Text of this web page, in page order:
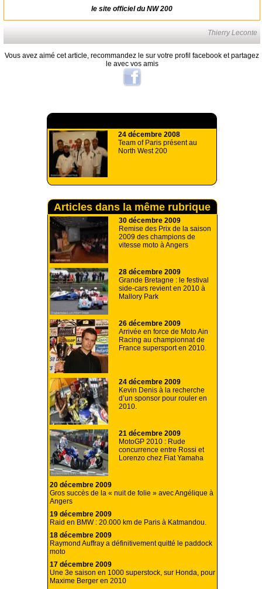
le site officiel duNW 200
Thierry Leconte
Vous avez aimé cet article, recommandez le sur votre profil facebook et partagez
le avec vos amis
24 décembre 2008
Team of Paris présent au
North West 200
Articles dans la même rubrique
30 décembre 2009
Remise des Prix de la saison
2009 des champions de
vitesse moto à Angers
28 décembre 2009
Grande Bretagne : le festival
side-cars revient en 2010 à
Mallory Park
26 décembre 2009
Arrivée en force de Moto Ain
Racing au championnat de
France supersport en 2010.
24 décembre 2009
Kevin Denis à la recherche
d’un sponsor pour rouler en
2010.
21 décembre 2009
MotoGP 2010 : Rude
concurrence entre Rossi et
Lorenzo chez Fiat Yamaha
20 décembre 2009
Gros succès de la « nuit de folie » avec Angélique à
Angers
19 décembre 2009
Raid en BMW : 20.000 km de Paris à Katmandou.
18 décembre 2009
Raymond Auffray a définitivement quitté le paddock
moto
17 décembre 2009
Une 3e saison en 1000 superstock, sur Honda, pour
Maxime Berger en 2010